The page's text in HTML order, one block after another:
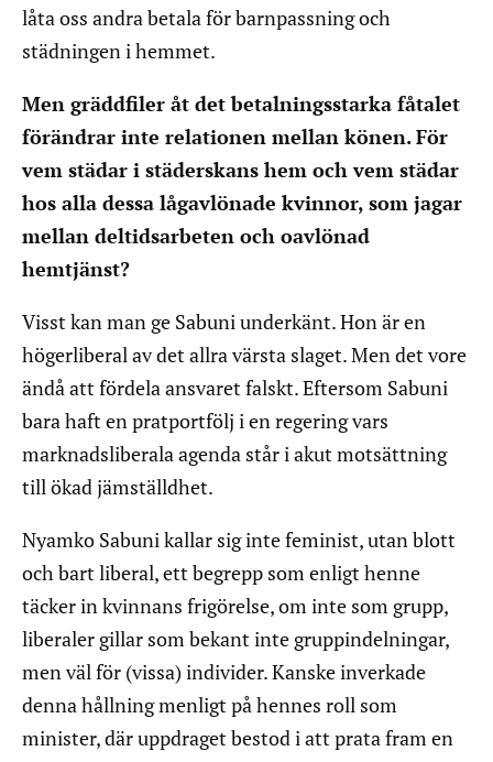
låta oss andra betala för barnpassning och
städningen i hemmet.
Men gräddfiler åt det betalningsstarka fåtalet
förändrar inte relationen mellan könen. För
vem städar i städerskans hem och vem städar
hos alla dessa lågavlönade kvinnor, som jagar
mellan deltidsarbeten och oavlönad
hemtjänst?
Visst kan man ge Sabuni underkänt. Hon är en
högerliberal av det allra värsta slaget. Men det vore
ändå att fördela ansvaret falskt. Eftersom Sabuni
bara haft en pratportfölj i en regering vars
marknadsliberala agenda står i akut motsättning
till ökad jämställdhet.
Nyamko Sabuni kallar sig inte feminist, utan blott
och bart liberal, ett begrepp som enligt henne
täcker in kvinnans frigörelse, om inte som grupp,
liberaler gillar som bekant inte gruppindelningar,
men väl för (vissa) individer. Kanske inverkade
denna hållning menligt på hennes roll som
minister, där uppdraget bestod i att prata fram en